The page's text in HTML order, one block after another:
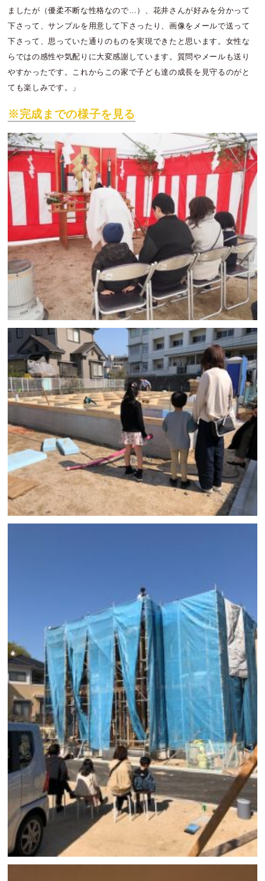
ましたが（優柔不断な性格なので…）、花井さんが好みを分かって
下さって、サンプルを用意して下さったり、画像をメールで送って
下さって、思っていた通りのものを実現できたと思います。女性な
らではの感性や気配りに大変感謝しています。質問やメールも送り
やすかったです。これからこの家で子ども達の成長を見守るのがと
ても楽しみです。」
※完成までの様子を見る